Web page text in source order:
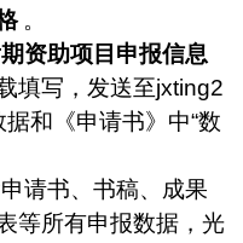
。
资助项目申报信息
填写，发送至jxting2
据和《申请书》中“数
请书、书稿、成果
等所有申报数据，光